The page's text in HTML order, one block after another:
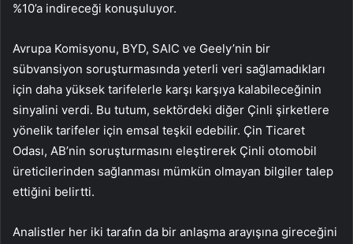
%10’a indireceği konuşuluyor.
Avrupa Komisyonu, BYD, SAIC ve Geely’nin bir
sübvansiyon soruşturmasında yeterli veri sağlamadıkları
için daha yüksek tarifelerle karşı karşıya kalabileceğinin
sinyalini verdi. Bu tutum, sektördeki diğer Çinli şirketlere
yönelik tarifeler için emsal teşkil edebilir. Çin Ticaret
Odası, AB’nin soruşturmasını eleştirerek Çinli otomobil
üreticilerinden sağlanması mümkün olmayan bilgiler talep
ettiğini belirtti.
Analistler her iki tarafın da bir anlaşma arayışına gireceğini